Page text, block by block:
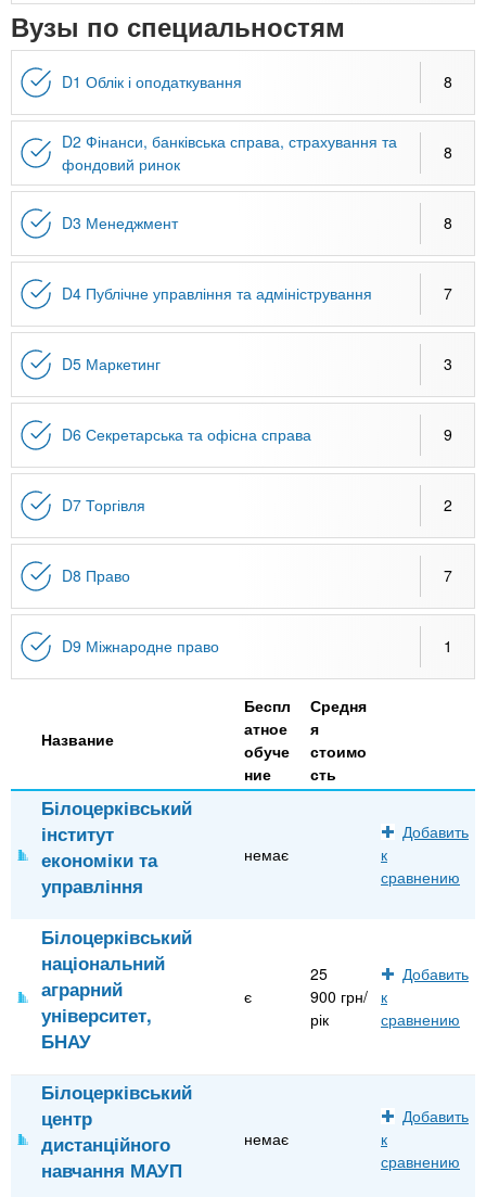
Вузы по специальностям
D1 Облік і оподаткування 8
D2 Фінанси, банківська справа, страхування та
фондовий ринок
8
D3 Менеджмент 8
D4 Публічне управління та адміністрування 7
D5 Маркетинг 3
D6 Секретарська та офісна справа 9
D7 Торгівля 2
D8 Право 7
D9 Міжнародне право 1
Название
Беспл
атное
обуче
ние
Средня
я
стоимо
сть
Білоцерківський
інститут
економіки та
управління
немає
Добавить
к
сравнению
Білоцерківський
національний
аграрний
університет,
БНАУ
є
25
900 грн/
рік
Добавить
к
сравнению
Білоцерківський
центр
дистанційного
навчання МАУП
немає
Добавить
к
сравнению